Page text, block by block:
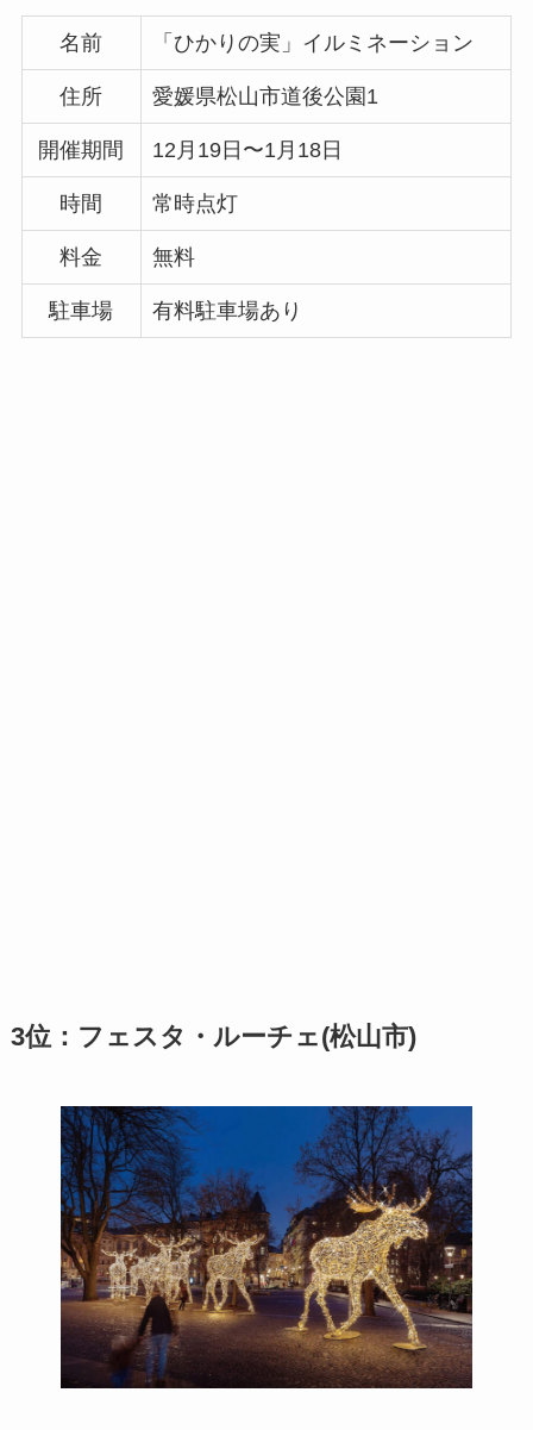
名前 「ひかりの実」イルミネーション
住所 愛媛県松山市道後公園1
開催期間 12月19日〜1月18日
時間 常時点灯
料金 無料
駐車場 有料駐車場あり
3位：フェスタ・ルーチェ(松山市)